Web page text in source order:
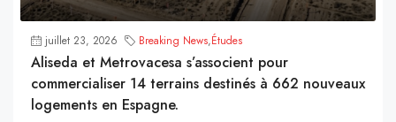
juillet 23, 2026 Breaking News,Études
Aliseda et Metrovacesa s’associent pour
commercialiser 14 terrains destinés à 662 nouveaux
logements en Espagne.